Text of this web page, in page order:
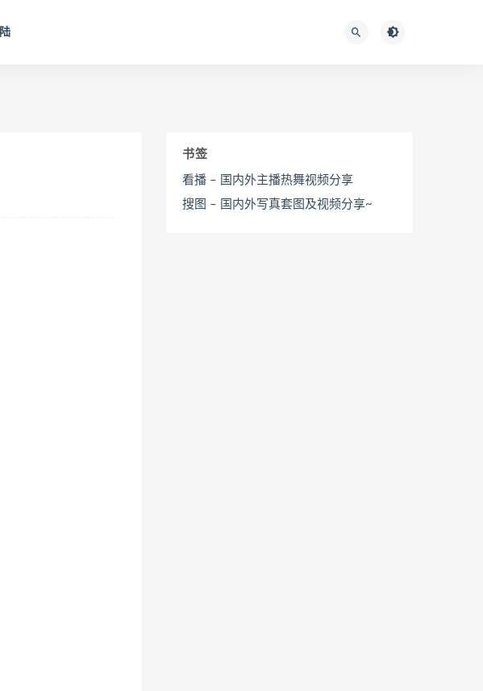
书签
看播 – 国内外主播热舞视频分享
搜图 – 国内外写真套图及视频分享~